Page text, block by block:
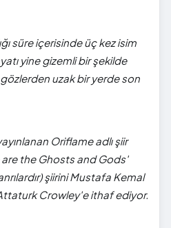
süre içerisinde üç kez isim
yine gizemli bir şekilde
uzak bir yerde son
Oriflame adlı şiir
the Ghosts and Gods'
şiirini Mustafa Kemal
Crowley'e ithaf ediyor.